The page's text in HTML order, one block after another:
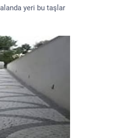
yeri bu taşlar